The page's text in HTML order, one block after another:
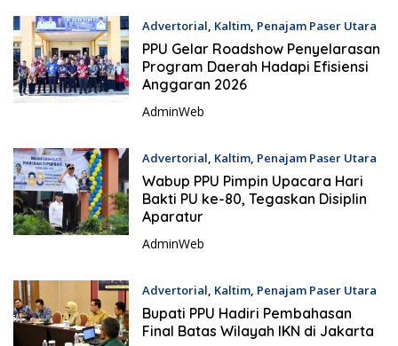
a
l
t
i
m
Advertorial Kaltim, Penajam Paser Utara
5 Desember 2025
PPU Gelar Roadshow Penyelarasan
Program Daerah Hadapi Efisiensi
Anggaran 2026
AdminWeb
Advertorial Kaltim, Penajam Paser Utara
4 Desember 2025
Wabup PPU Pimpin Upacara Hari
Bakti PU ke-80, Tegaskan Disiplin
Aparatur
AdminWeb
Advertorial Kaltim, Penajam Paser Utara
3 Desember 2025
Bupati PPU Hadiri Pembahasan
Final Batas Wilayah IKN di Jakarta